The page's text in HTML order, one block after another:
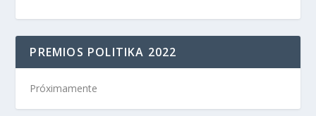
PREMIOS POLITIKA 2022
Próximamente